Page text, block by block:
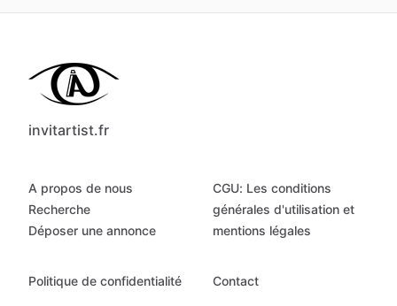
invitartist.fr
A propos de nous
Recherche
Déposer une annonce
CGU: Les conditions
générales d'utilisation et
mentions légales
Politique de confidentialité Contact